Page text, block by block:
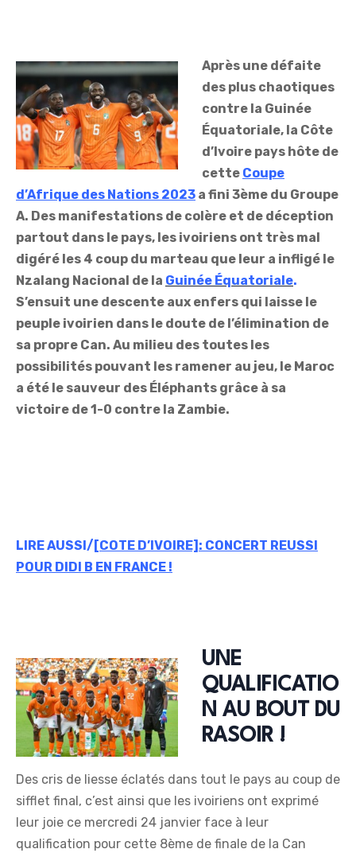
Après une défaite
des plus chaotiques
contre la Guinée
Équatoriale, la Côte
d’Ivoire pays hôte de
cette Coupe
d’Afrique des Nations 2023 a fini 3ème du Groupe
A. Des manifestations de colère et de déception
partout dans le pays, les ivoiriens ont très mal
digéré les 4 coup du marteau que leur a infligé le
Nzalang Nacional de la Guinée Équatoriale.
S’ensuit une descente aux enfers qui laisse le
peuple ivoirien dans le doute de l’élimination de
sa propre Can. Au milieu des toutes les
possibilités pouvant les ramener au jeu, le Maroc
a été le sauveur des Éléphants grâce à sa
victoire de 1-0 contre la Zambie.
LIRE AUSSI/ [COTE D’IVOIRE]: CONCERT REUSSI
POUR DIDI B EN FRANCE !
UNE
QUALIFICATIO
N AU BOUT DU
RASOIR !
Des cris de liesse éclatés dans tout le pays au coup de
sifflet final, c’est ainsi que les ivoiriens ont exprimé
leur joie ce mercredi 24 janvier face à leur
qualification pour cette 8ème de finale de la Can